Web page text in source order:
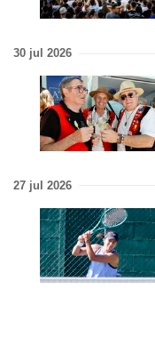
30 jul 2026
27 jul 2026